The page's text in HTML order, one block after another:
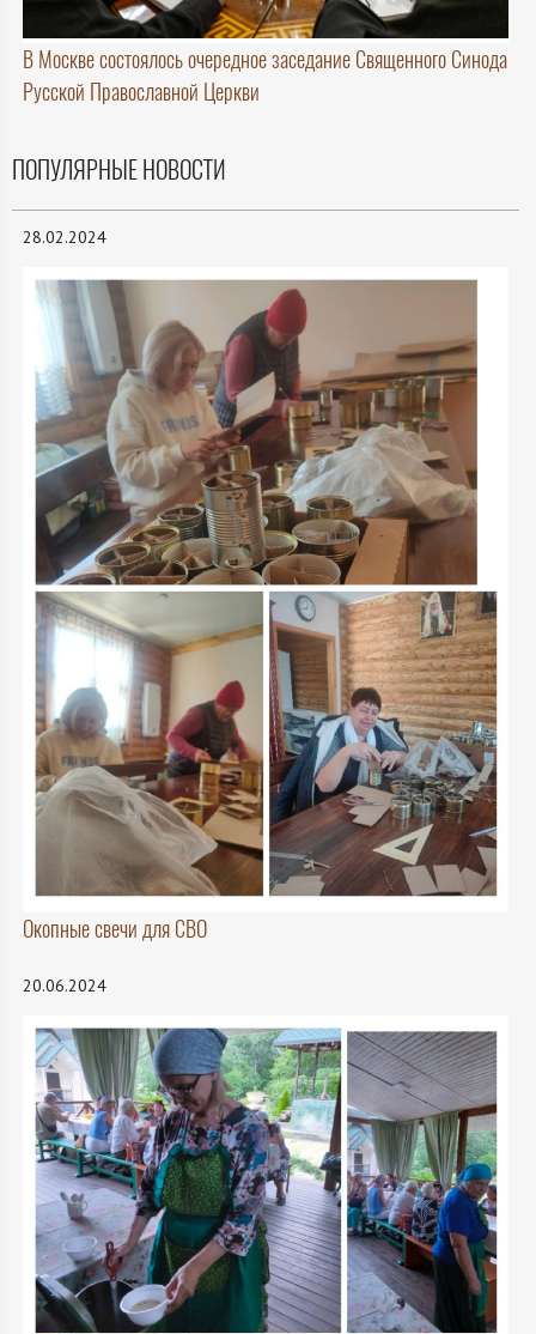
В Москве состоялось очередное заседание Священного Синода
Русской Православной Церкви
ПОПУЛЯРНЫЕ НОВОСТИ
28.02.2024
Окопные свечи для СВО
20.06.2024